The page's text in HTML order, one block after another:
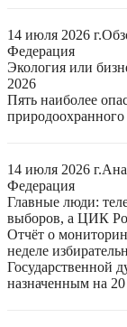
14 июля 2026 г.
Федерация
Экология или
2026
Пять наиболее
14 июля 2026 г.
Федерация
Главные люди:
выборов, а ЦИК
Отчёт о
неделе
Государственной
назначенным на 20